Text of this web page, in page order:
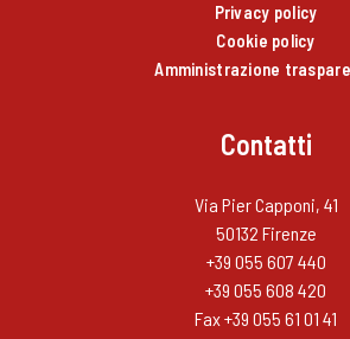
Privacy policy
Cookie policy
Amministrazione
Contatti
Via Pier Capponi, 41
50132 Firenze
+39 055 607 440
+39 055 608 420
Fax +39 055 61 01 41